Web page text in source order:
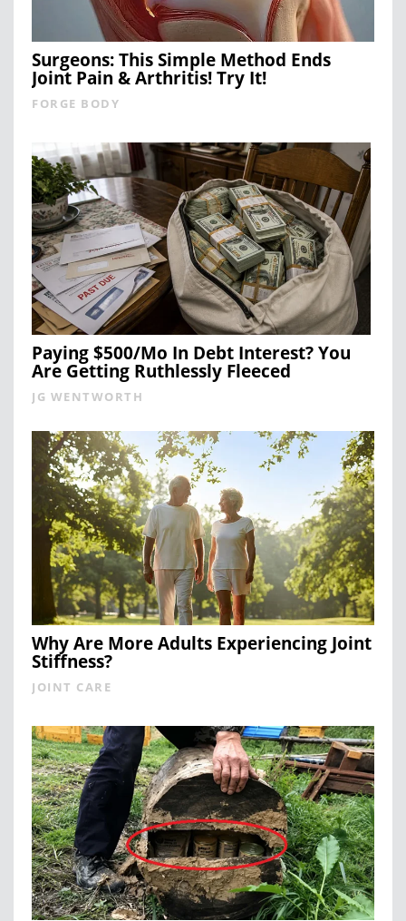
Surgeons: This Simple Method Ends
Joint Pain & Arthritis! Try It!
FORGE BODY
Paying $500/Mo In Debt Interest? You
Are Getting Ruthlessly Fleeced
JG WENTWORTH
Why Are More Adults Experiencing Joint
Stiffness?
JOINT CARE